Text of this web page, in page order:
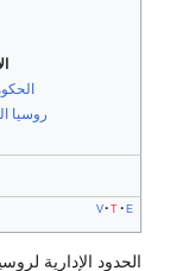
روسيا
v t e
الحدود الإدارية